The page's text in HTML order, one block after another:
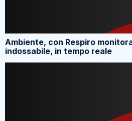
Ambiente, con Respiro
indossabile, in tempo reale